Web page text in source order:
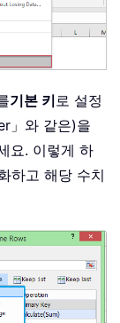
기본 키로 설정
」와 같은)을
요. 이렇게 하
하고 해당 수치